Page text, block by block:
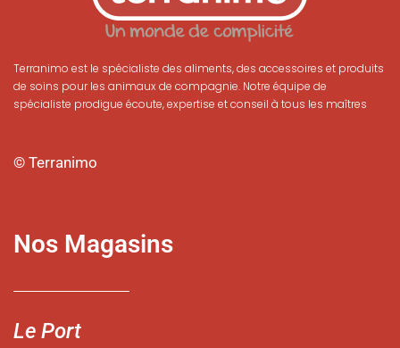
Terranimo est le spécialiste des aliments, des accessoires et produits
de soins pour les animaux de compagnie. Notre équipe de
spécialiste prodigue écoute, expertise et conseil à tous les maîtres
© Terranimo
Nos Magasins
Le Port